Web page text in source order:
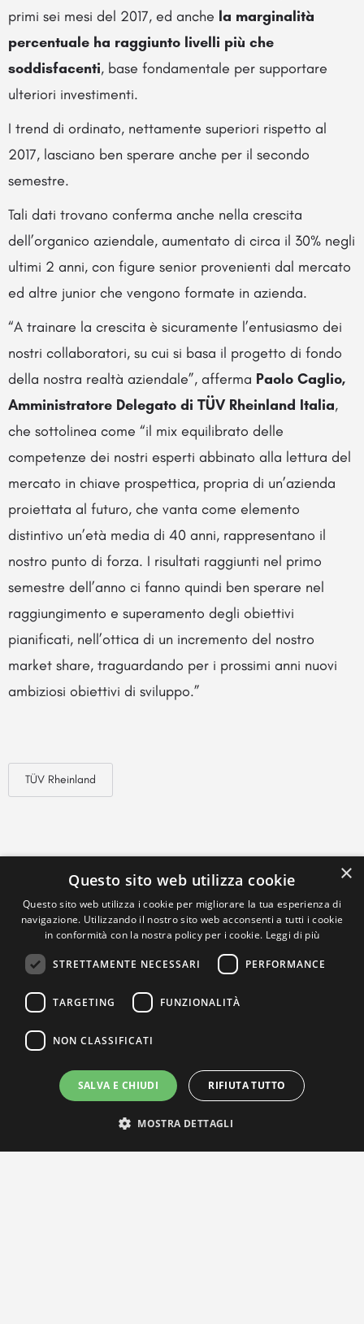
primi sei mesi del 2017, ed anche la marginalità
percentuale ha raggiunto livelli più che
soddisfacenti, base fondamentale per supportare
ulteriori investimenti.
I trend di ordinato, nettamente superiori rispetto al
2017, lasciano ben sperare anche per il secondo
semestre.
Tali dati trovano conferma anche nella crescita
dell’organico aziendale, aumentato di circa il 30% negli
ultimi 2 anni, con figure senior provenienti dal mercato
ed altre junior che vengono formate in azienda.
“A trainare la crescita è sicuramente l’entusiasmo dei
nostri collaboratori, su cui si basa il progetto di fondo
della nostra realtà aziendale”, afferma Paolo Caglio,
Amministratore Delegato di TÜV Rheinland Italia,
che sottolinea come “il mix equilibrato delle
competenze dei nostri esperti abbinato alla lettura del
mercato in chiave prospettica, propria di un’azienda
proiettata al futuro, che vanta come elemento
distintivo un’età media di 40 anni, rappresentano il
nostro punto di forza. I risultati raggiunti nel primo
semestre dell’anno ci fanno quindi ben sperare nel
raggiungimento e superamento degli obiettivi
pianificati, nell’ottica di un incremento del nostro
market share, traguardando per i prossimi anni nuovi
ambiziosi obiettivi di sviluppo.”
TÜV Rheinland
×
Questo sito web utilizza cookie
Questo sito web utilizza i cookie per migliorare la tua esperienza di
navigazione. Utilizzando il nostro sito web acconsenti a tutti i cookie
in conformità con la nostra policy per i cookie. Leggi di più
STRETTAMENTE NECESSARI PERFORMANCE
TARGETING FUNZIONALITÀ
NON CLASSIFICATI
SALVA E CHIUDI RIFIUTA TUTTO
MOSTRA DETTAGLI